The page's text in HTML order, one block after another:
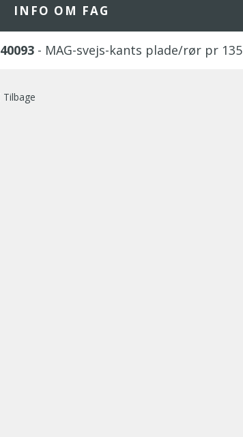
INFO OM FAG
40093 - MAG-svejs-kants plade/rør pr 135
Tilbage